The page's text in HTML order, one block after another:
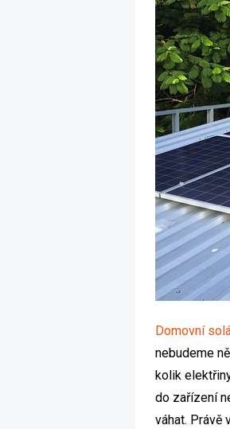
Domovní
nebudeme
kolik
do zařízení
váhat. Právě